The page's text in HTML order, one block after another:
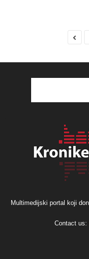
Multimedijski portal koji
Contact us: